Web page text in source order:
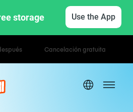
storage Use the App
por hora / día